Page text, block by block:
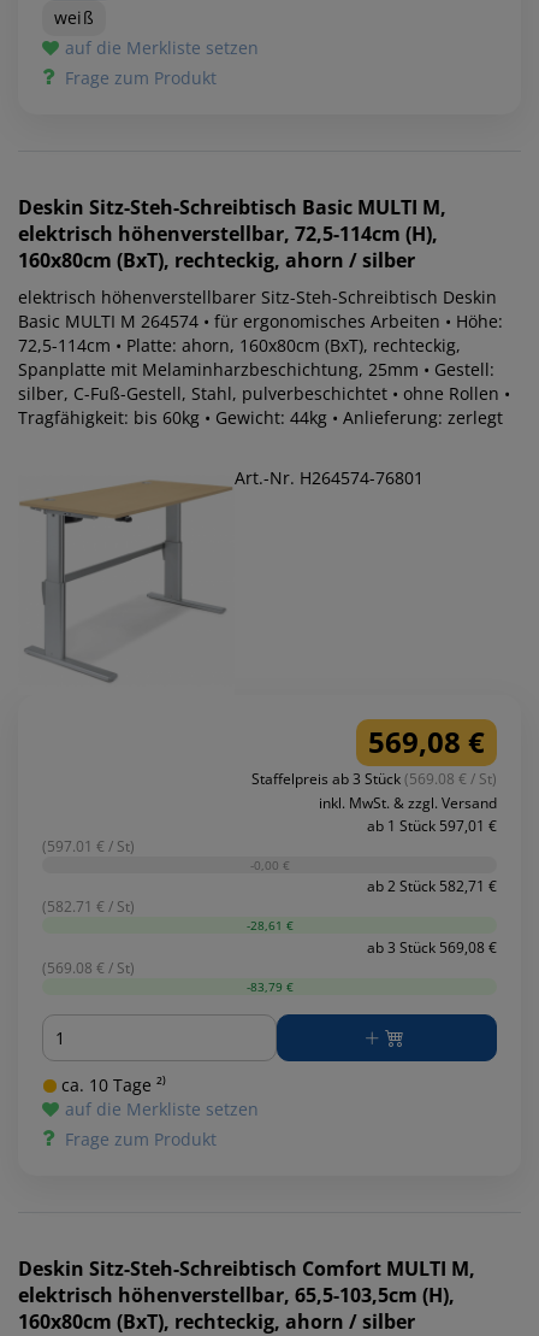
weiß
auf die Merkliste setzen
Frage zum Produkt
Deskin Sitz-Steh-Schreibtisch Basic MULTI M,
elektrisch höhenverstellbar, 72,5-114cm (H),
160x80cm (BxT), rechteckig, ahorn / silber
elektrisch höhenverstellbarer Sitz-Steh-Schreibtisch Deskin
Basic MULTI M 264574 • für ergonomisches Arbeiten • Höhe:
72,5-114cm • Platte: ahorn, 160x80cm (BxT), rechteckig,
Spanplatte mit Melaminharzbeschichtung, 25mm • Gestell:
silber, C-Fuß-Gestell, Stahl, pulverbeschichtet • ohne Rollen •
Tragfähigkeit: bis 60kg • Gewicht: 44kg • Anlieferung: zerlegt
Art.-Nr. H264574-76801
569,08 €
Staffelpreis ab 3 Stück(569.08 € / St)
inkl. MwSt. & zzgl. Versand
ab 1 Stück 597,01 €
(597.01 € / St)
-0,00 €
ab 2 Stück 582,71 €
(582.71 € / St)
-28,61 €
ab 3 Stück 569,08 €
(569.08 € / St)
-83,79 €
Menge
ca. 10 Tage ²⁾
auf die Merkliste setzen
Frage zum Produkt
Deskin Sitz-Steh-Schreibtisch Comfort MULTI M,
elektrisch höhenverstellbar, 65,5-103,5cm (H),
160x80cm (BxT), rechteckig, ahorn / silber